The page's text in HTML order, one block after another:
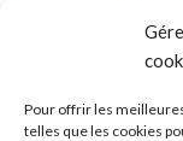
Pour offrir les
telles que les cookies